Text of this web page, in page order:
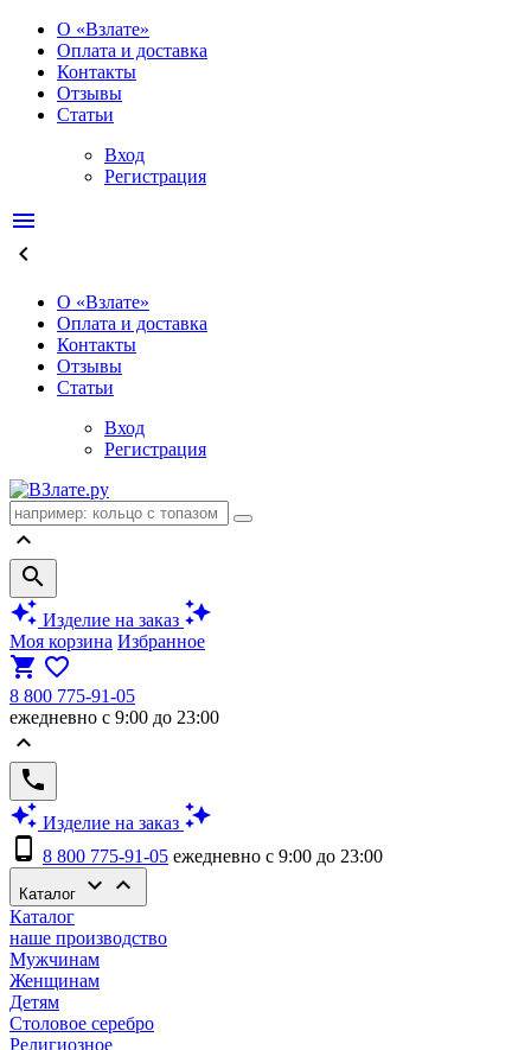
О «Взлате»
Оплата и доставка
Контакты
Отзывы
Статьи
Вход
Регистрация
menu
keyboard_arrow_left
О «Взлате»
Оплата и доставка
Контакты
Отзывы
Статьи
Вход
Регистрация
keyboard_arrow_up
search
auto_awesome Изделие на заказ auto_awesome
Моя корзина Избранное
shopping_cart favorite_border
8 800 775-91-05
ежедневно с 9:00 до 23:00
keyboard_arrow_up
phone
auto_awesome Изделие на заказ auto_awesome
phone_android 8 800 775-91-05 ежедневно с 9:00 до 23:00
Каталог keyboard_arrow_down keyboard_arrow_up
Каталог
наше производство
Мужчинам
Женщинам
Детям
Столовое серебро
Религиозное